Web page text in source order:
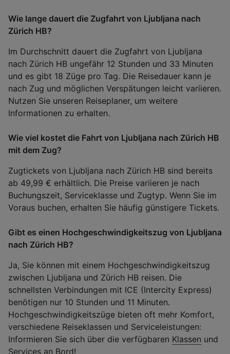
Wie lange dauert die Zugfahrt von Ljubljana nach
Zürich HB?
Im Durchschnitt dauert die Zugfahrt von Ljubljana
nach Zürich HB ungefähr 12 Stunden und 33 Minuten
und es gibt 18 Züge pro Tag. Die Reisedauer kann je
nach Zug und möglichen Verspätungen leicht variieren.
Nutzen Sie unseren Reiseplaner, um weitere
Informationen zu erhalten.
Wie viel kostet die Fahrt von Ljubljana nach Zürich HB
mit dem Zug?
Zugtickets von Ljubljana nach Zürich HB sind bereits
ab 49,99 € erhältlich. Die Preise variieren je nach
Buchungszeit, Serviceklasse und Zugtyp. Wenn Sie im
Voraus buchen, erhalten Sie häufig günstigere Tickets.
Gibt es einen Hochgeschwindigkeitszug von Ljubljana
nach Zürich HB?
Ja, Sie können mit einem Hochgeschwindigkeitszug
zwischen Ljubljana und Zürich HB reisen. Die
schnellsten Verbindungen mit ICE (Intercity Express)
benötigen nur 10 Stunden und 11 Minuten.
Hochgeschwindigkeitszüge bieten oft mehr Komfort,
verschiedene Reiseklassen und Serviceleistungen:
Informieren Sie sich über die verfügbaren Klassen und
Services an Bord!